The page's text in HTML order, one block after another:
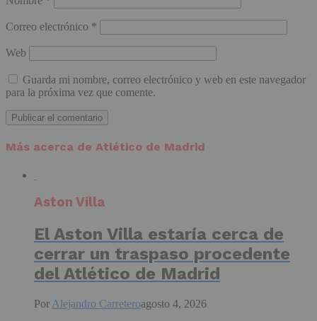
Correo electrónico *
Web
Guarda mi nombre, correo electrónico y web en este navegador
para la próxima vez que comente.
Más acerca de Atlético de Madrid
Aston Villa
El Aston Villa estaría cerca de
cerrar un traspaso procedente
del Atlético de Madrid
Por Alejandro Carreteroagosto 4, 2026